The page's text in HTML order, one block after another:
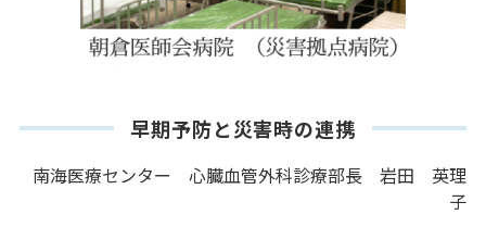
早期予防と災害時の連携
南海医療センター 心臓血管外科診療部長 岩田 英理
子